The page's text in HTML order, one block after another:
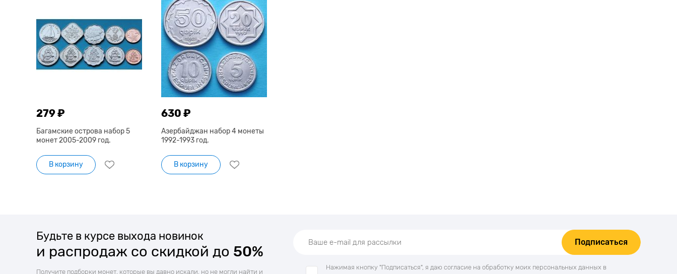
279 ₽
Багамские острова набор 5
монет 2005-2009 год.
В корзину
630 ₽
Азербайджан набор 4 монеты
1992-1993 год.
В корзину
Будьте в курсе выхода новинок
и распродаж со скидкой до 50%
Получите подборки монет, которые вы давно искали, но не могли найти и
Подписаться
Нажимая кнопку "Подписаться", я даю согласие на обработку моих персональных данных в